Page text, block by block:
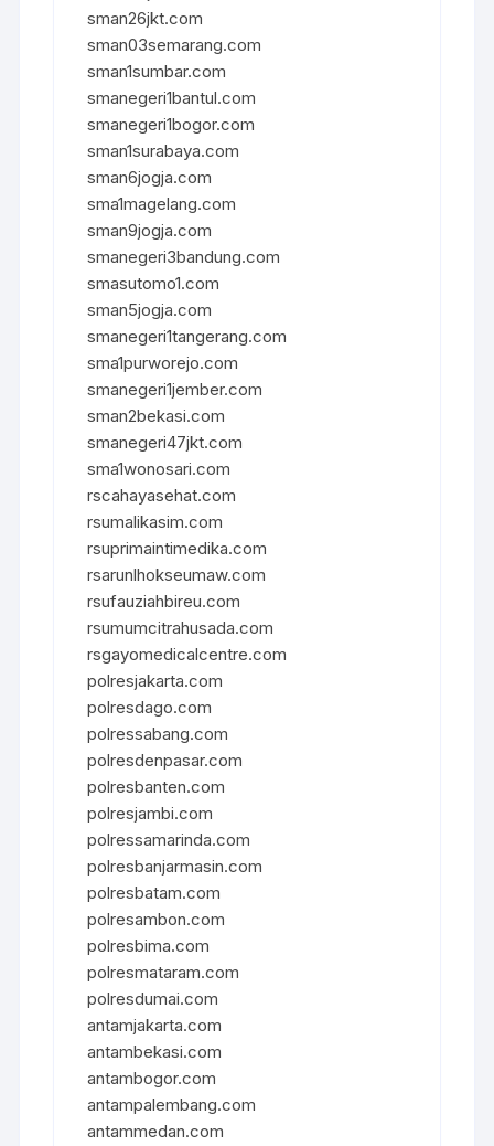
sman26jkt.com
sman03semarang.com
sman1sumbar.com
smanegeri1bantul.com
smanegeri1bogor.com
sman1surabaya.com
sman6jogja.com
sma1magelang.com
sman9jogja.com
smanegeri3bandung.com
smasutomo1.com
sman5jogja.com
smanegeri1tangerang.com
sma1purworejo.com
smanegeri1jember.com
sman2bekasi.com
smanegeri47jkt.com
sma1wonosari.com
rscahayasehat.com
rsumalikasim.com
rsuprimaintimedika.com
rsarunlhokseumaw.com
rsufauziahbireu.com
rsumumcitrahusada.com
rsgayomedicalcentre.com
polresjakarta.com
polresdago.com
polressabang.com
polresdenpasar.com
polresbanten.com
polresjambi.com
polressamarinda.com
polresbanjarmasin.com
polresbatam.com
polresambon.com
polresbima.com
polresmataram.com
polresdumai.com
antamjakarta.com
antambekasi.com
antambogor.com
antampalembang.com
antammedan.com